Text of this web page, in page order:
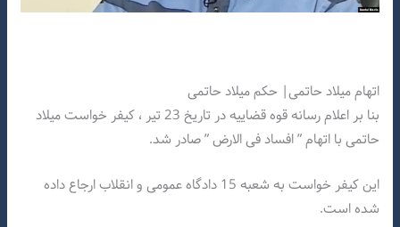
اتهام میلاد حاتمی| حکم میلاد حاتمی
بنا بر اعلام رسانه قوه قضاییه در تاریخ 23 تیر ، کیفر خواست میلاد
حاتمی با اتهام ” افساد فی الارض ” صادر شد.
این کیفر خواست به شعبه 15 دادگاه عمومی و انقلاب ارجاع داده
شده است.